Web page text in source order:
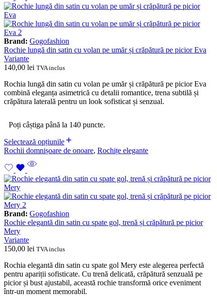
Brand: Gogofashion
Rochie lungă din satin cu volan pe umăr și crăpătură pe picior Eva
Variante
140,00 lei TVA inclus
Rochia lungă din satin cu volan pe umăr și crăpătură pe picior Eva
combină eleganța asimetrică cu detalii romantice, trena subtilă și
crăpătura laterală pentru un look sofisticat și senzual.
Poți câștiga până la 140 puncte.
Selectează opțiunile
Rochii domnișoare de onoare, Rochițe elegante
Brand: Gogofashion
Rochie elegantă din satin cu spate gol, trenă și crăpătură pe picior
Mery
Variante
150,00 lei TVA inclus
Rochia elegantă din satin cu spate gol Mery este alegerea perfectă
pentru apariții sofisticate. Cu trenă delicată, crăpătură senzuală pe
picior și bust ajustabil, această rochie transformă orice eveniment
într-un moment memorabil.